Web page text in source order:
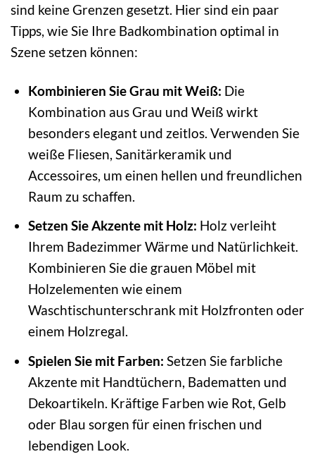
sind keine Grenzen gesetzt. Hier sind ein paar
Tipps, wie Sie Ihre Badkombination optimal in
Szene setzen können:
Kombinieren Sie Grau mit Weiß: Die
Kombination aus Grau und Weiß wirkt
besonders elegant und zeitlos. Verwenden Sie
weiße Fliesen, Sanitärkeramik und
Accessoires, um einen hellen und freundlichen
Raum zu schaffen.
Setzen Sie Akzente mit Holz: Holz verleiht
Ihrem Badezimmer Wärme und Natürlichkeit.
Kombinieren Sie die grauen Möbel mit
Holzelementen wie einem
Waschtischunterschrank mit Holzfronten oder
einem Holzregal.
Spielen Sie mit Farben: Setzen Sie farbliche
Akzente mit Handtüchern, Badematten und
Dekoartikeln. Kräftige Farben wie Rot, Gelb
oder Blau sorgen für einen frischen und
lebendigen Look.